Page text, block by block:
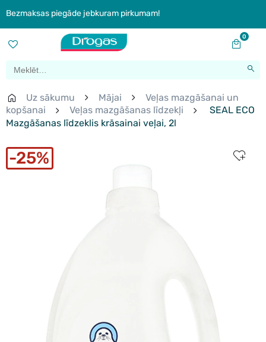
Bezmaksas piegāde jebkuram pirkumam!
0
Uz sākumu Mājai
Veļas mazgāšanai un
kopšanai
Veļas mazgāšanas līdzekļi
SEAL ECO
Mazgāšanas līdzeklis krāsainai veļai, 2l
25%